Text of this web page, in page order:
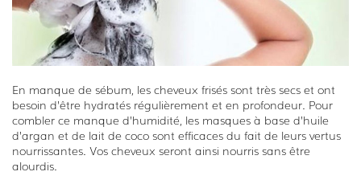
En manque de sébum, les cheveux frisés sont très secs et ont
besoin d’être hydratés régulièrement et en profondeur. Pour
combler ce manque d’humidité, les masques à base d’huile
d’argan et de lait de coco sont efficaces du fait de leurs vertus
nourrissantes. Vos cheveux seront ainsi nourris sans être
alourdis.